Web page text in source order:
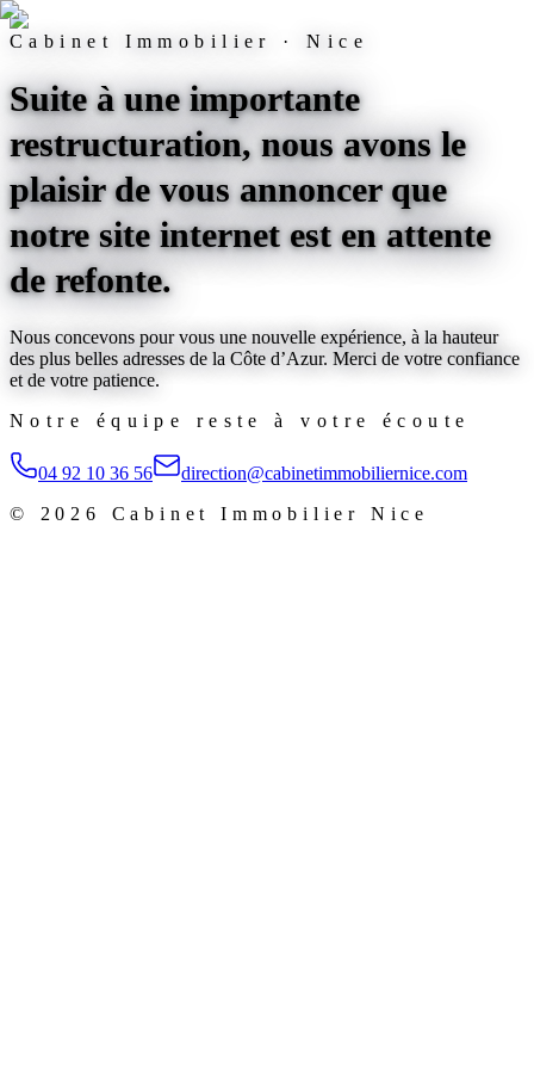
Cabinet Immobilier · Nice
Suite à une importante
restructuration, nous avons le
plaisir de vous annoncer que
notre site internet est en attente
de refonte.
Nous concevons pour vous une nouvelle expérience, à la hauteur
des plus belles adresses de la Côte d’Azur. Merci de votre confiance
et de votre patience.
Notre équipe reste à votre écoute
04 92 10 36 56
direction@cabinetimmobiliernice.com
© 2026 Cabinet Immobilier Nice